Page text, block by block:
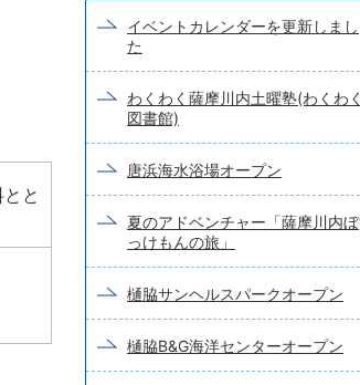
と
ド
索
イベントカレンダーを更新しまし
た
わくわく薩摩川内土曜塾(わくわく
図書館)
唐浜海水浴場オープン
夏のアドベンチャー「薩摩川内ぼ
っけもんの旅」
樋脇サンヘルスパークオープン
樋脇B&G海洋センターオープン